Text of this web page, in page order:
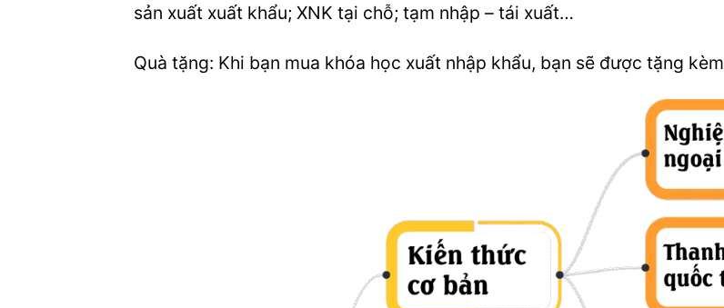
sản xuất xuất khẩu; XNK tại chỗ; tạm nhập – tái xuất…
Quà tặng: Khi bạn mua khóa học xuất nhập khẩu, bạn sẽ được tặng kèm